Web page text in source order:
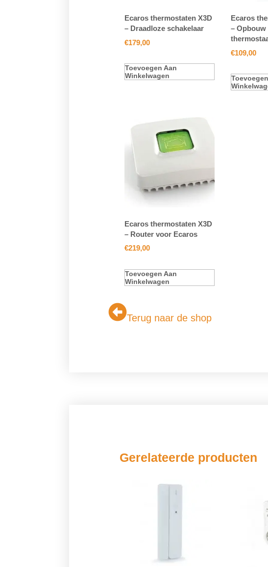
Ecaros thermostaten X3D
– Draadloze schakelaar
€179,00
Toevoegen Aan
Winkelwagen
Ecaros
–
€109,00
Ecaros thermostaten X3D
– Router voor Ecaros
€219,00
Toevoegen Aan
Winkelwagen
Terug naar de shop
Gerelateerde producten